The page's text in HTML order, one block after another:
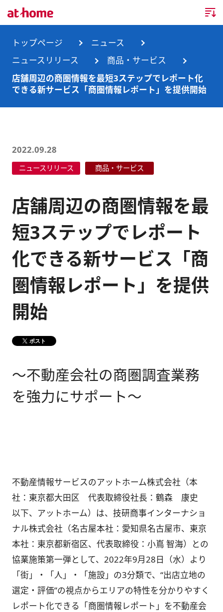
トップページ
企業情報
企業情報TOP
事業所・グループ会社
サステナビリティ
健康経営
DX戦略
CM・動画紹介
ニュース
ニュースリリース
メディア掲載情報
不動産会社間情報流通サービス
新卒採用情報
キャリア採用情報
障がい者採用情報
お問合せ
トップページ
ニュース
ニュースリリース
商品・サービス
店舗周辺の商圏情報を最短3ステップでレポート化
できる新サービス「商圏情報レポート」を提供開始
2022.09.28
ニュースリリース 商品・サービス
店舗周辺の商圏情報を最
短3ステップでレポート
化できる新サービス「商
圏情報レポート」を提供
開始
ポスト
～不動産会社の商圏調査業務
を強力にサポート～
不動産情報サービスのアットホーム株式会社（本
社：東京都大田区 代表取締役社長：鶴森 康史
以下、アットホーム）は、技研商事インターナショ
ナル株式会社（名古屋本社：愛知県名古屋市、東京
本社：東京都新宿区、代表取締役：小嶌 智海）との
協業施策第一弾として、2022年9月28日（水）より
「街」・「人」・「施設」の3分類で、“出店立地の
選定・評価”の視点からエリアの特性を分かりやすく
レポート化できる「商圏情報レポート」を不動産会